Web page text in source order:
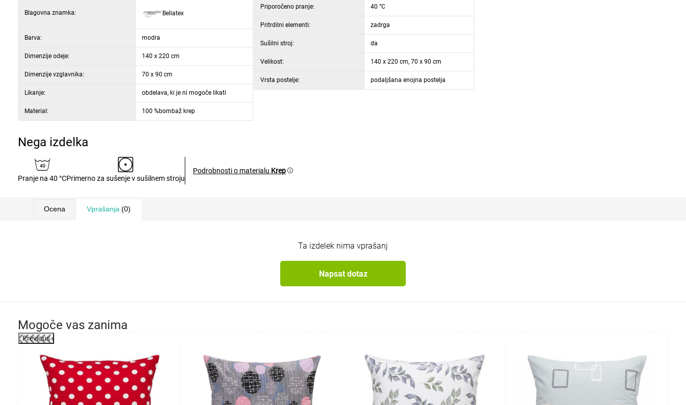
Blagovna znamka: Bellatex
Barva: modra
Dimenzije odeje: 140 x 220 cm
Dimenzije vzglavnika: 70 x 90 cm
Likanje: obdelava, ki je ni mogoče likati
Material: 100 %bombaž krep
Priporočeno pranje: 40 °C
Pritrdilni elementi: zadrga
Sušilni stroj: da
Velikost: 140 x 220 cm, 70 x 90 cm
Vrsta postelje: podaljšana enojna postelja
Nega izdelka
Pranje na 40 °CPrimerno za sušenje v sušilnem stroju
Podrobnosti o materialu Krep
Ocena Vprašanja (0)
Ta izdelek nima vprašanj
Napsat dotaz
Mogoče vas zanima
Previous